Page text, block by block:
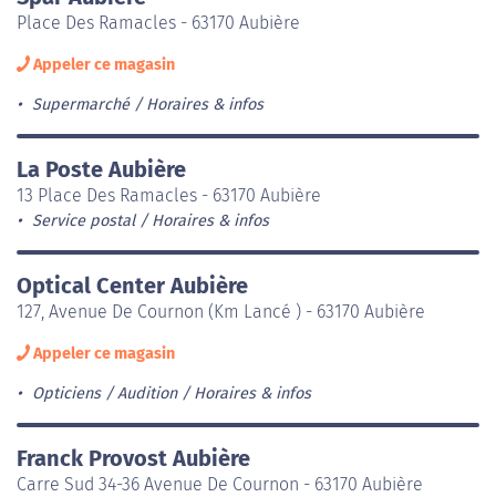
Place Des Ramacles - 63170 Aubière
Appeler ce magasin
Supermarché Horaires & infos
La Poste Aubière
13 Place Des Ramacles - 63170 Aubière
Service postal Horaires & infos
Optical Center Aubière
127, Avenue De Cournon (Km Lancé ) - 63170 Aubière
Appeler ce magasin
Opticiens / Audition Horaires & infos
Franck Provost Aubière
Carre Sud 34-36 Avenue De Cournon - 63170 Aubière